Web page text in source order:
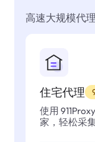
高速大规模代
住宅代理
使用
家，轻松采